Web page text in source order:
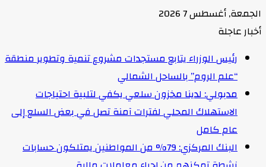
الجمعة, أغسطس 7 2026
أخبار عاجلة
رئيس الوزراء يتابع مستجدات مشروع تنمية وتطوير منطقة
“علم الروم” بالساحل الشمالي
مدبولي: لدينا مخزون سلعي يكفي لتلبية احتياجات
الاستهلاك المحلي لفترات آمنة تصل في بعض السلع إلى
عام كامل
البنك المركزي: 79% من المواطنين يمتلكون حسابات